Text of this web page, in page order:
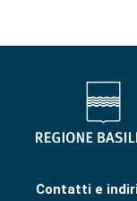
Contatti e